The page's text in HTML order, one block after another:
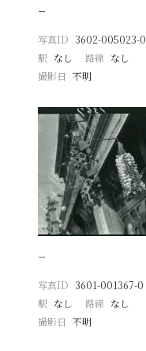
−
写真ID 3602-005023-0
駅 なし 路線 なし
撮影日
不明
−
写真ID 3601-001367-0
駅 なし 路線 なし
撮影日
不明